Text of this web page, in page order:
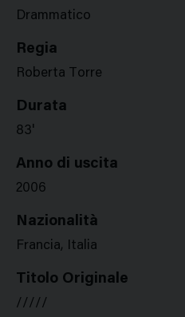
Drammatico
Regia
Roberta Torre
Durata
83'
Anno di uscita
2006
Nazionalità
Francia, Italia
Titolo Originale
/////